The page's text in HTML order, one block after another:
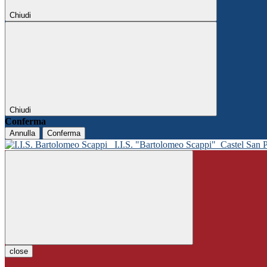
Chiudi
Chiudi
Conferma
Annulla Conferma
I.I.S. "Bartolomeo Scappi" Castel San
close